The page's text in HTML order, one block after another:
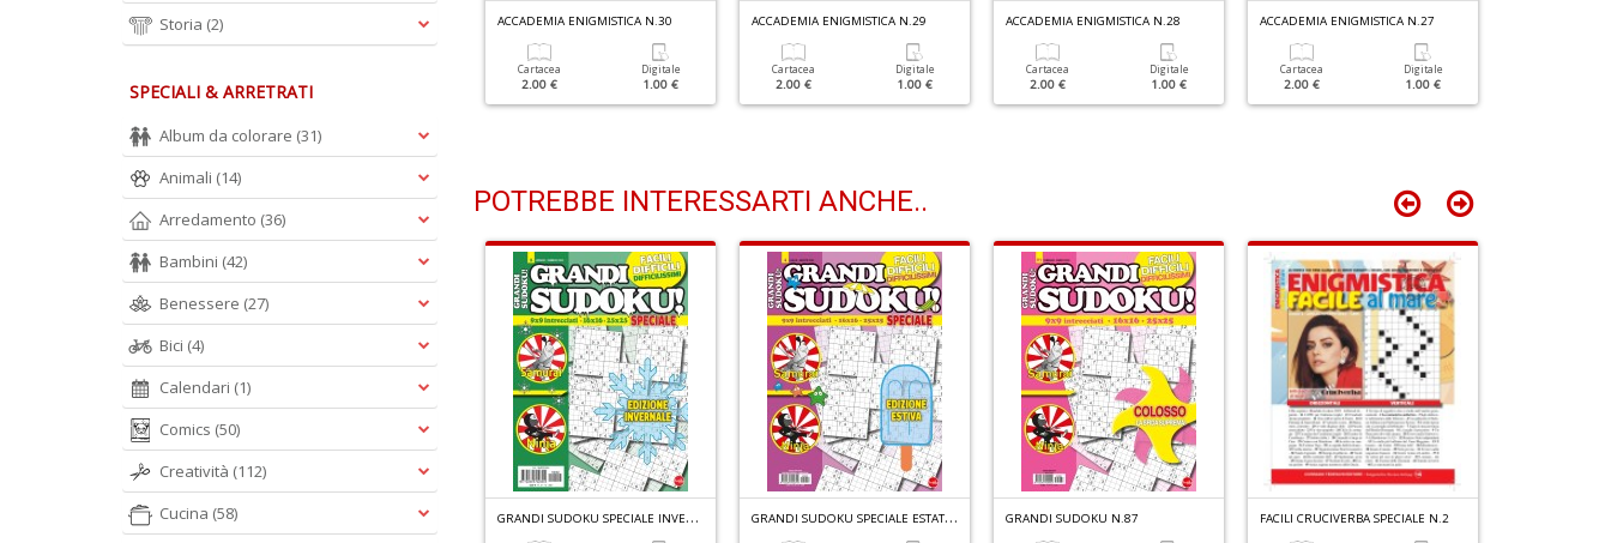
ENIGMISTICA N.20
1.00 € 2.00 €
ACCADEMIA ENIGMISTICA N.30
Cartacea
2.00 €
Digitale
1.00 €
ACCADEMIA ENIGMISTICA N.29
Cartacea
2.00 €
Digitale
1.00 €
ACCADEMIA ENIGMISTICA N.28
Cartacea
2.00 €
Digitale
1.00 €
ACCADEMIA ENIGMISTICA N.27
Cartacea
2.00 €
Digitale
1.00 €
POTREBBE INTERESSARTI ANCHE..
F
ACILI CRUCIVERBA GIGANTI RACCOLTA N.4 G
RANDI SUDOKU SPECIALE INVERNO N.2 G
RANDI SUDOKU SPECIALE ESTATE N.4 GRANDI SUDOKU N.87 FACILI CRUCIVERBA SPECIALE N.2
Storia (2)
SPECIALI & ARRETRATI
Album da colorare (31)
Animali (14)
Arredamento (36)
Bambini (42)
Benessere (27)
Bici (4)
Calendari (1)
Comics (50)
Creatività (112)
Cucina (58)